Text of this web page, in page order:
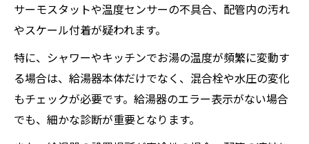
サーモスタットや温度センサーの不具合、配管内の汚れ
やスケール付着が疑われます。
特に、シャワーやキッチンでお湯の温度が頻繁に変動す
る場合は、給湯器本体だけでなく、混合栓や水圧の変化
もチェックが必要です。給湯器のエラー表示がない場合
でも、細かな診断が重要となります。